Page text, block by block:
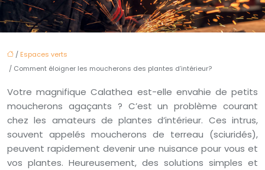
/ Espaces verts
/ Comment éloigner les moucherons des plantes d’intérieur?
Votre magnifique Calathea est-elle envahie de petits
moucherons agaçants ? C’est un problème courant
chez les amateurs de plantes d’intérieur. Ces intrus,
souvent appelés moucherons de terreau (sciuridés),
peuvent rapidement devenir une nuisance pour vous et
vos plantes. Heureusement, des solutions simples et